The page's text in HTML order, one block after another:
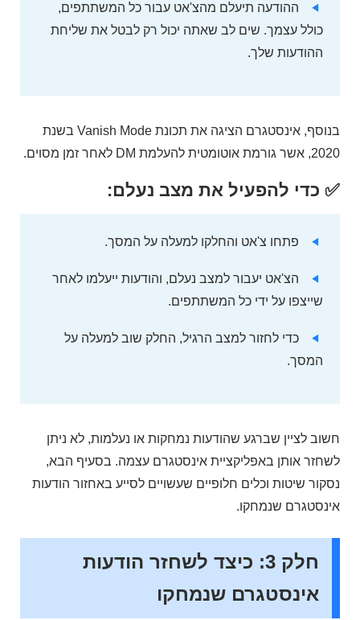
ההודעה תיעלם מהצ'אט עבור כל המשתתפים,
כולל עצמך. שים לב שאתה יכול רק לבטל את שליחת
ההודעות שלך.
בנוסף, אינסטגרם הציגה את תכונת Vanish Mode בשנת
2020, אשר גורמת אוטומטית להעלמת DM לאחר זמן מסוים.
✅ כדי להפעיל את מצב נעלם:
פתחו צ'אט והחלקו למעלה על המסך.
הצ'אט יעבור למצב נעלם, והודעות ייעלמו לאחר
שייצפו על ידי כל המשתתפים.
כדי לחזור למצב הרגיל, החלק שוב למעלה על
המסך.
חשוב לציין שברגע שהודעות נמחקות או נעלמות, לא ניתן
לשחזר אותן באפליקציית אינסטגרם עצמה. בסעיף הבא,
נסקור שיטות וכלים חלופיים שעשויים לסייע באחזור הודעות
אינסטגרם שנמחקו.
חלק 3: כיצד לשחזר הודעות
אינסטגרם שנמחקו